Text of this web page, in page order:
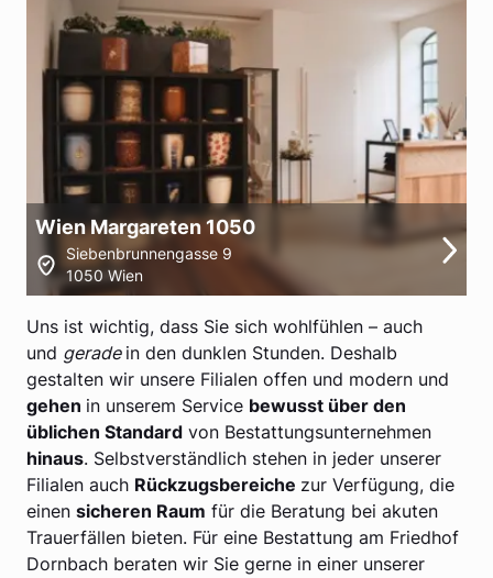
Wien Margareten 1050
Siebenbrunnengasse 9
1050 Wien
Uns ist wichtig, dass Sie sich wohlfühlen – auch
und gerade in den dunklen Stunden. Deshalb
gestalten wir unsere Filialen offen und modern und
gehen in unserem Service bewusst über den
üblichen Standard von Bestattungsunternehmen
hinaus. Selbstverständlich stehen in jeder unserer
Filialen auch Rückzugsbereiche zur Verfügung, die
einen sicheren Raum für die Beratung bei akuten
Trauerfällen bieten. Für eine Bestattung am Friedhof
Dornbach beraten wir Sie gerne in einer unserer